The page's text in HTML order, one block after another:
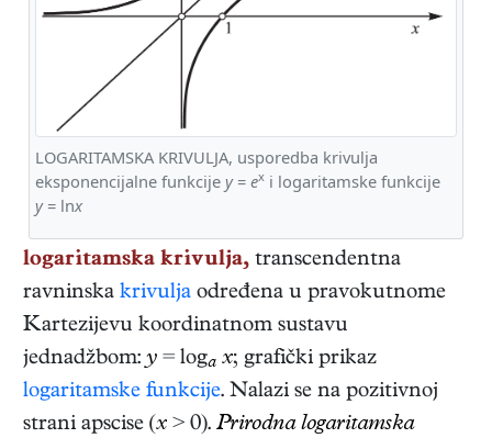
LOGARITAMSKA KRIVULJA, usporedba krivulja
eksponencijalne funkcije y= ex i logaritamske funkcije
y= lnx
logaritamska krivulja, transcendentna
ravninska krivulja određena u pravokutnome
Kartezijevu koordinatnom sustavu
jednadžbom: y = loga x; grafički prikaz
logaritamske funkcije. Nalazi se na pozitivnoj
strani apscise (x > 0). Prirodna logaritamska